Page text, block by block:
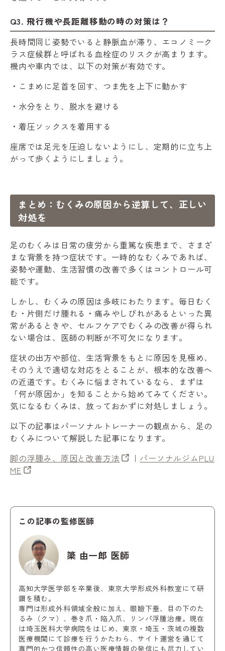
Q3. 飛行機や長距離移動の時の対策は？
長時間同じ姿勢でいると静脈血が滞り、エコノミーク
ラス症候群と呼ばれる血栓症のリスクが高まります。
機内や車内では、以下の対策が有効です。
・こまめに足首を回す、つま先を上下に動かす
・水分をとり、脱水を避ける
・着圧ソックスを着用する
座席では足元を圧迫しないようにし、定期的に立ち上
がって歩くようにしましょう。
まとめ：むくみの原因から逆算して、正しい
対処を
足のむくみは日常の疲労から重篤な疾患まで、さまざ
まな背景を持つ症状です。一時的なむくみであれば、
姿勢や運動、生活習慣の改善で多くはコントロール可
能です。
しかし、むくみの原因は多岐にわたります。毎日むく
む・片側だけ腫れる・痛みやしびれがあるといった異
常があるときや、セルフケアでむくみの改善が得られ
ない場合は、医師の判断が不可欠になります。
症状の出方や部位、生活背景をもとに原因を見極め、
そのうえで適切な対応をとることが、根本的な改善へ
の近道です。むくみに悩まされているなら、まずは
「何が原因か」を知ることから始めてみてください。
気になるむくみは、放っておかずに対処しましょう。
以下の記事はパーソナルトレーナーの観点から、足の
むくみについて解説した記事になります。
脚の浮腫み、原因と改善方法
｜ パーソナルジムPLU
ME
この記事の監修医師
簗 由一郎 医師
高知大学医学部を卒業後、東京大学形成外科教室にて研
鑽を積む。
専門は形成外科領域全般に加え、眼瞼下垂、目の下のた
るみ（クマ）、巻き爪・陥入爪、リンパ浮腫治療。現在
は埼玉医科大学病院をはじめ、東京・埼玉・茨城の複数
医療機関にて診療を行うかたわら、サイト運営を通じて
専門的かつ信頼性の高い医療情報の発信にも尽力してい